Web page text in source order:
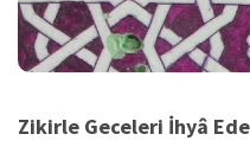
Zikirle Geceleri İhyâ